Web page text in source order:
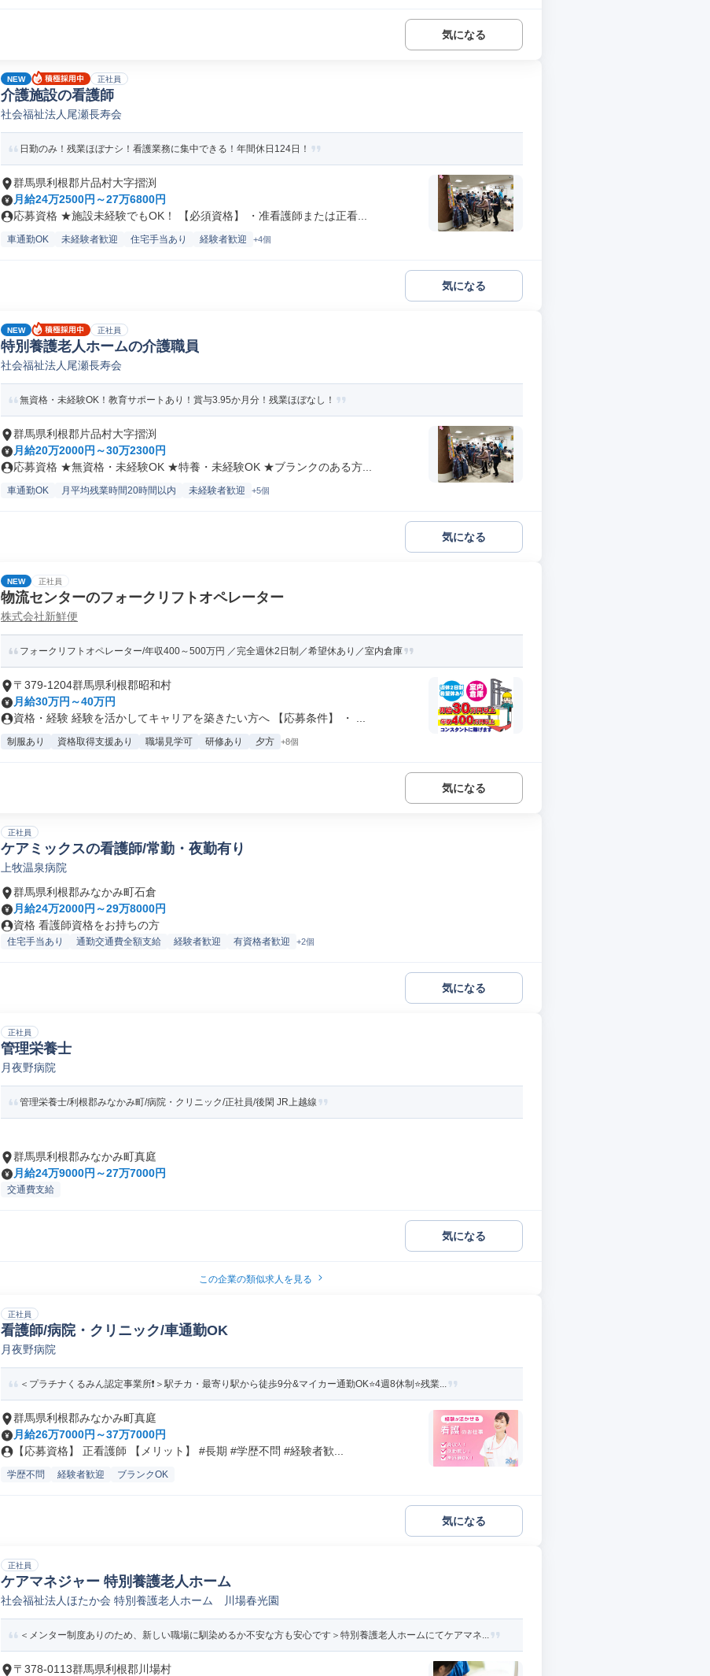
気になる
NEW 正社員
介護施設の看護師
社会福祉法人尾瀬長寿会
日勤のみ！残業ほぼナシ！看護業務に集中できる！年間休日124日！
群馬県利根郡片品村大字摺渕
月給24万2500円～27万6800円
応募資格 ★施設未経験でもOK！ 【必須資格】 ・准看護師または正看...
車通勤OK 未経験者歓迎 住宅手当あり 経験者歓迎 +4個
気になる
NEW 正社員
特別養護老人ホームの介護職員
社会福祉法人尾瀬長寿会
無資格・未経験OK！教育サポートあり！賞与3.95か月分！残業ほぼなし！
群馬県利根郡片品村大字摺渕
月給20万2000円～30万2300円
応募資格 ★無資格・未経験OK ★特養・未経験OK ★ブランクのある方...
車通勤OK 月平均残業時間20時間以内 未経験者歓迎 +5個
気になる
NEW 正社員
物流センターのフォークリフトオペレーター
株式会社新鮮便
フォークリフトオペレーター/年収400～500万円 ／完全週休2日制／希望休あり／室内倉庫
〒379-1204群馬県利根郡昭和村
月給30万円～40万円
資格・経験 経験を活かしてキャリアを築きたい方へ 【応募条件】 ・ ...
制服あり 資格取得支援あり 職場見学可 研修あり 夕方 +8個
気になる
正社員
ケアミックスの看護師/常勤・夜勤有り
上牧温泉病院
群馬県利根郡みなかみ町石倉
月給24万2000円～29万8000円
資格 看護師資格をお持ちの方
住宅手当あり 通勤交通費全額支給 経験者歓迎 有資格者歓迎 +2個
気になる
正社員
管理栄養士
月夜野病院
管理栄養士/利根郡みなかみ町/病院・クリニック/正社員/後閑 JR上越線
群馬県利根郡みなかみ町真庭
月給24万9000円～27万7000円
交通費支給
気になる
この企業の類似求人を見る
正社員
看護師/病院・クリニック/車通勤OK
月夜野病院
＜プラチナくるみん認定事業所❗️＞駅チカ・最寄り駅から徒歩9分&マイカー通勤OK⭐4週8休制⭐残業...
群馬県利根郡みなかみ町真庭
月給26万7000円～37万7000円
【応募資格】 正看護師 【メリット】 #長期 #学歴不問 #経験者歓...
学歴不問 経験者歓迎 ブランクOK
気になる
正社員
ケアマネジャー 特別養護老人ホーム
社会福祉法人ほたか会 特別養護老人ホーム 川場春光園
＜メンター制度ありのため、新しい職場に馴染めるか不安な方も安心です＞特別養護老人ホームにてケアマネ...
〒378-0113群馬県利根郡川場村